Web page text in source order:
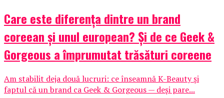
Care este diferența dintre un brand
coreean și unul european? Și de ce Geek &
Gorgeous a împrumutat trăsături coreene
Am stabilit deja două lucruri: ce înseamnă K-Beauty și
faptul că un brand ca Geek & Gorgeous — deși pare...